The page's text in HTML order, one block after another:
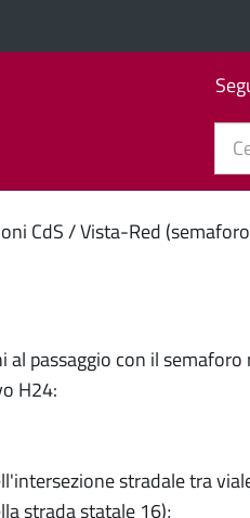
Novità in
CdS Vista-Red
passaggio con il semaforo
H24:
stradale tra
strada statale 16);